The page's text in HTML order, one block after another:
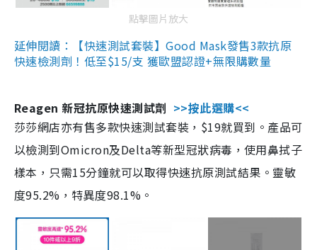
點擊圖片放大
延伸閱讀：【快速測試套裝】Good Mask發售3款抗原
快速檢測劑！低至$15/支 獲歐盟認證+無限購數量
Reagen 新冠抗原快速測試劑 >>按此選購<<
莎莎網店亦有售多款快速測試套裝，$19就買到。產品可
以檢測到Omicron及Delta等新型冠狀病毒，使用鼻拭子
樣本，只需15分鐘就可以取得快速抗原測試結果。靈敏
度95.2%，特異度98.1%。